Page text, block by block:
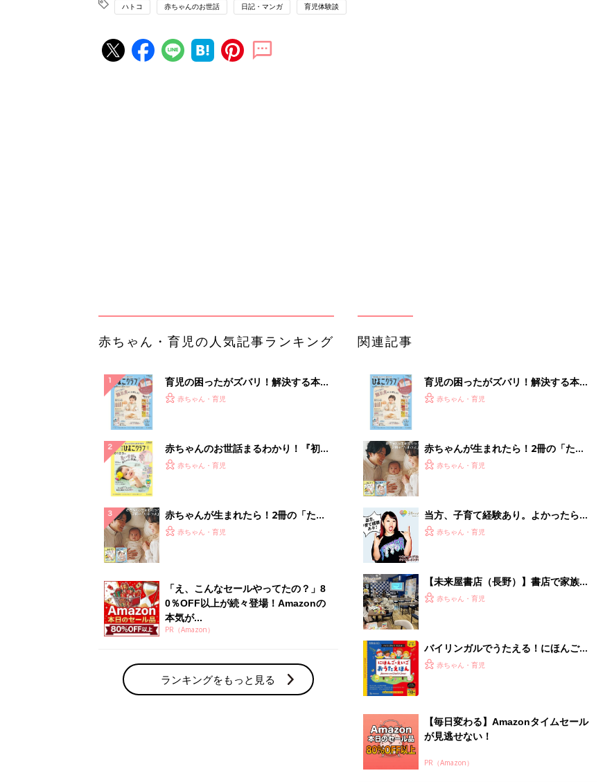
ハトコ 赤ちゃんのお世話 日記・マンガ 育児体験談
0％OFF以上が続々登場！Amazonの
本気が...
PR（Amazon）
ランキングをもっと見る
ト開催。「令和の育児は？長野県の場
合は？」トークも。
た絵本）
が見逃せない！
PR（Amazon）
赤ちゃん・育児の人気テーマ
育児日記・マンガ
離乳食はいつから？進め方は？「たまひよ きほんの離
授乳の悩みや初めての離乳食作りに役立つ
子育てとお金